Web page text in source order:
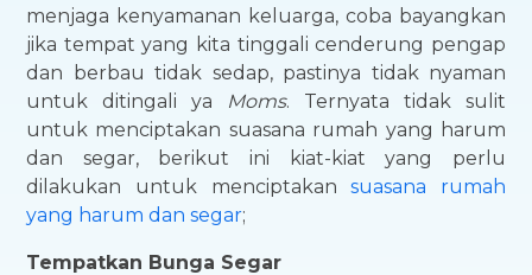
menjaga kenyamanan keluarga, coba bayangkan
jika tempat yang kita tinggali cenderung pengap
dan berbau tidak sedap, pastinya tidak nyaman
untuk ditingali ya
Moms. Ternyata tidak sulit
untuk menciptakan suasana rumah yang harum
dan segar, berikut ini kiat-kiat yang perlu
dilakukan untuk menciptakansuasana rumah
yang harum dan segar;
Tempatkan Bunga Segar